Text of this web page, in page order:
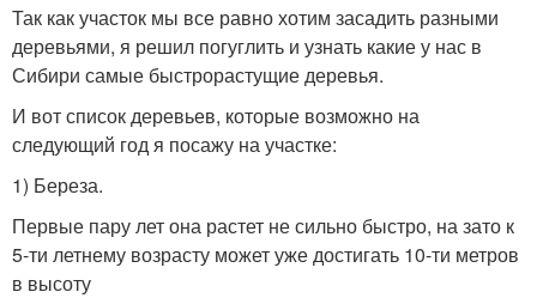
Так как участок мы все равно хотим засадить разными
деревьями, я решил погуглить и узнать какие у нас в
Сибири самые быстрорастущие деревья.
И вот список деревьев, которые возможно на
следующий год я посажу на участке:
1) Береза.
Первые пару лет она растет не сильно быстро, на зато к
5-ти летнему возрасту может уже достигать 10-ти метров
в высоту